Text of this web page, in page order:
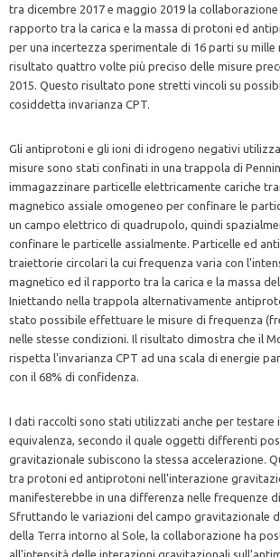
tra dicembre 2017 e maggio 2019 la
rapporto tra la carica e la massa di protoni ed
per una incertezza sperimentale di 16 parti su
risultato quattro volte più preciso delle misure
2015. Questo risultato pone stretti vincoli su
cosiddetta invarianza CPT.
Gli antiprotoni e gli ioni di idrogeno negativi
misure sono stati confinati in una trappola di
immagazzinare particelle elettricamente cariche
magnetico assiale omogeneo per confinare le
un campo elettrico di quadrupolo, quindi
confinare le particelle assialmente. Particelle ed
traiettorie circolari la cui frequenza varia con
magnetico ed il rapporto tra la carica e la massa
Iniettando nella trappola alternativamente
stato possibile effettuare le misure di frequenza
nelle stesse condizioni. Il risultato dimostra che il
rispetta l'invarianza CPT ad una scala di energie
con il 68% di confidenza.
I dati raccolti sono stati utilizzati anche per testare
equivalenza, secondo il quale oggetti differenti
gravitazionale subiscono la stessa accelerazione.
tra protoni ed antiprotoni nell'interazione
manifesterebbe in una differenza nelle frequenze
Sfruttando le variazioni del campo gravitazionale
della Terra intorno al Sole, la collaborazione ha